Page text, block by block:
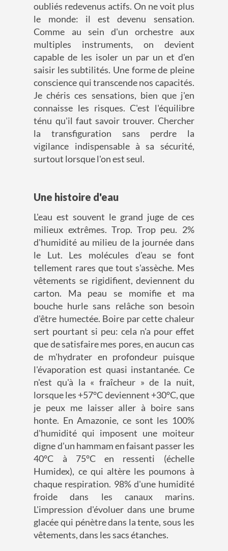
oubliés redevenus actifs. On ne voit plus
le monde: il est devenu sensation.
Comme au sein d'un orchestre aux
multiples instruments, on devient
capable de les isoler un par un et d'en
saisir les subtilités. Une forme de pleine
conscience qui transcende nos capacités.
Je chéris ces sensations, bien que j'en
connaisse les risques. C'est l'équilibre
ténu qu'il faut savoir trouver. Chercher
la transfiguration sans perdre la
vigilance indispensable à sa sécurité,
surtout lorsque l'on est seul.
Une histoire d'eau
L'eau est souvent le grand juge de ces
milieux extrêmes. Trop. Trop peu. 2%
d'humidité au milieu de la journée dans
le Lut. Les molécules d'eau se font
tellement rares que tout s'assèche. Mes
vêtements se rigidifient, deviennent du
carton. Ma peau se momifie et ma
bouche hurle sans relâche son besoin
d'être humectée. Boire par cette chaleur
sert pourtant si peu: cela n'a pour effet
que de satisfaire mes pores, en aucun cas
de m'hydrater en profondeur puisque
l'évaporation est quasi instantanée. Ce
n'est qu'à la « fraîcheur » de la nuit,
lorsque les +57°C deviennent +30°C, que
je peux me laisser aller à boire sans
honte. En Amazonie, ce sont les 100%
d'humidité qui imposent une moiteur
digne d'un hammam en faisant passer les
40°C à 75°C en ressenti (échelle
Humidex), ce qui altère les poumons à
chaque respiration. 98% d'une humidité
froide dans les canaux marins.
L'impression d'évoluer dans une brume
glacée qui pénètre dans la tente, sous les
vêtements, dans les sacs étanches.